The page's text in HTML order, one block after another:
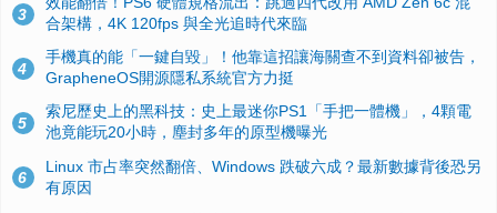
3
合架構，4K 120fps 與全光追時代來臨
4
手機真的能「一鍵自毀」！他靠這招讓海關查不到資料卻被告，
GrapheneOS開源隱私系統官方力挺
5
索尼歷史上的黑科技：史上最迷你PS1「手把一體機」，4顆電
池竟能玩20小時，塵封多年的原型機曝光
6
Linux 市占率突然翻倍、Windows 跌破六成？最新數據背後恐另
有原因